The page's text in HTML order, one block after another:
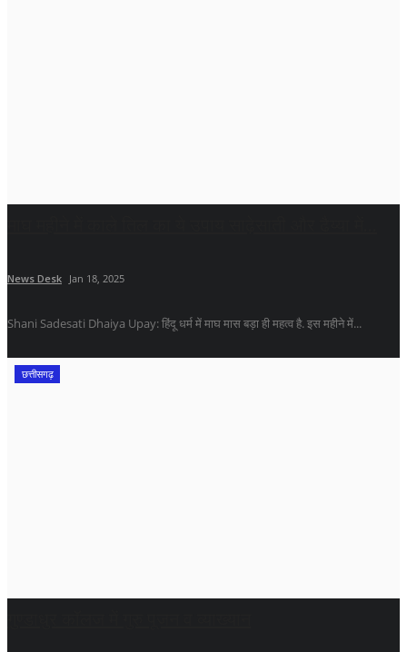
News Desk Jan 18, 2025
Shani Sadesati Dhaiya Upay: हिंदू धर्म में माघ मास बड़ा ही महत्व है. इस महीने में...
छत्तीसगढ़